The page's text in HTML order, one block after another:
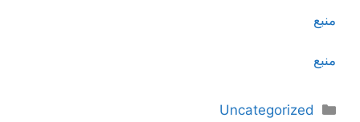
منبع
منبع
دسته‌ها
Uncategorized